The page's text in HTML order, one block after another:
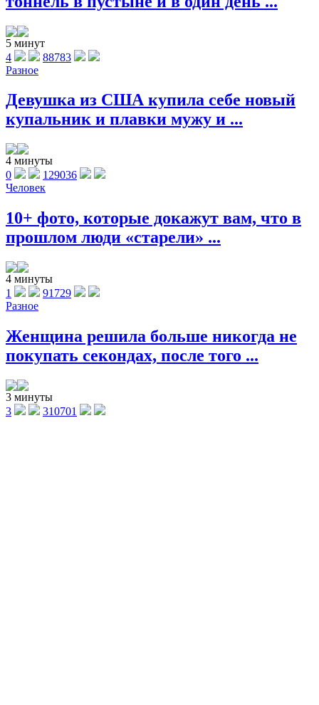
5 минут
4
88783
Разное
Девушка из США купила себе новый
купальник и плавки мужу и ...
4 минуты
0
129036
Человек
10+ фото, которые докажут вам, что в
прошлом люди «старели» ...
4 минуты
1
91729
Разное
Женщина решила больше никогда не
покупать секондах, после того ...
3 минуты
3
310701